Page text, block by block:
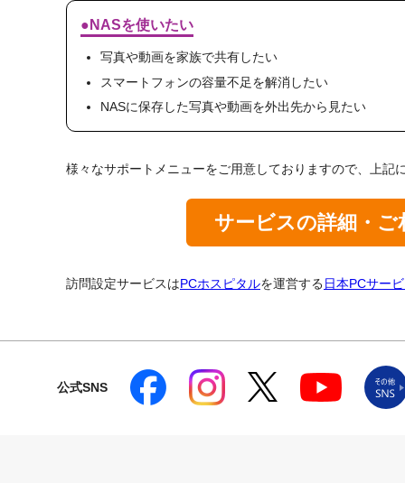
●NASを使いたい
写真や動画を家族で共有したい
スマートフォンの容量不足を解消したい
NASに保存した写真や動画を外出先から見たい
様々なサポートメニューをご用意しておりますので、上記
サービスの詳細・ご
訪問設定サービスは PCホスピタルを運営する 日本PCサー
公式SNS